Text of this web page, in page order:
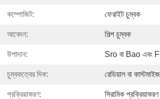
কম্পোজিট: ফেরাইট চুম্বক
আবেদন: শিল্প চুম্বক
উপাদান: Sro বা Bao এবং
চুম্বকত্বের দিক: রেডিয়াল বা
প্রক্রিয়াকরণ: সিরামিক